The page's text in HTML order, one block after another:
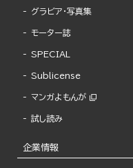
グラビア・写真集
モーター誌
SPECIAL
Sublicense
マンガよもんが
試し読み
企業情報